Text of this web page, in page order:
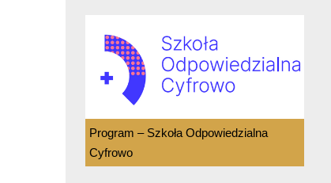
Program – Szkoła Odpowiedzialna
Cyfrowo